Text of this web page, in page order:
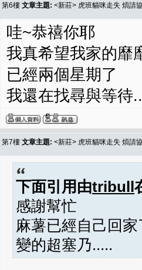
第6樓 文章主題: <新莊> 虎班貓咪走失 煩請
哇~恭禧你耶
我真希望我家的靡
已經兩個星期了
我還在找尋與等待..
第7樓 文章主題: <新莊> 虎班貓咪走失 煩請
下面引用由tribull
感謝幫忙
麻薯已經自己回家
變的超塞乃.....